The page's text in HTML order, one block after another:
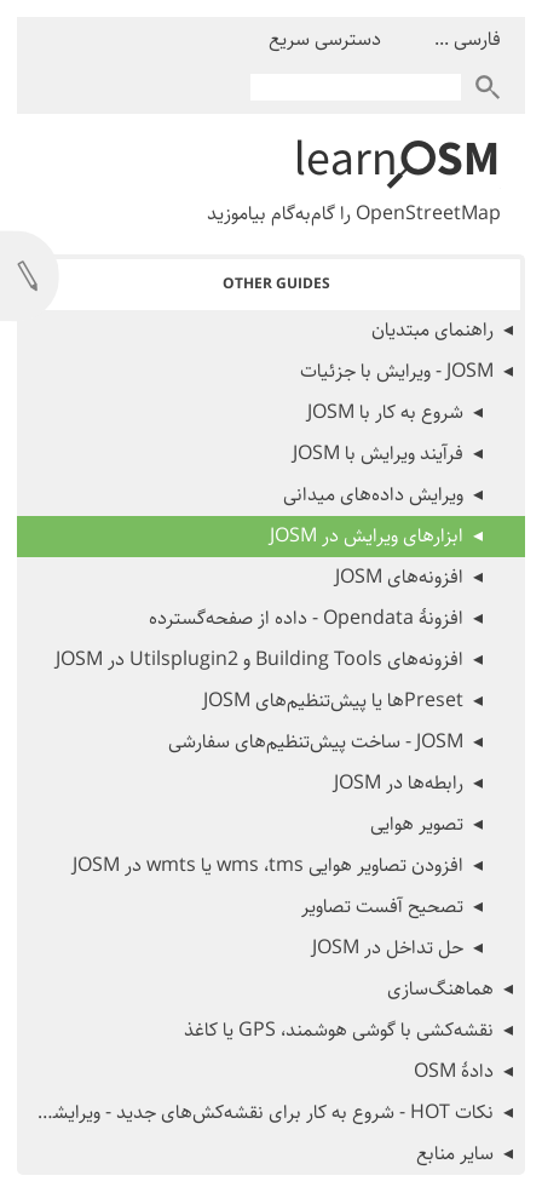
فارسی ... دسترسی سریع
OpenStreetMap را گام‌به‌گام بیاموزید
OTHER GUIDES
راهنمای مبتدیان
JOSM - ویرایش با جزئیات
شروع به کار با JOSM
فرآیند ویرایش با JOSM
ویرایش داده‌های میدانی
ابزارهای ویرایش در JOSM
افزونه‌های JOSM
افزونهٔ Opendata - داده از صفحه‌گسترده
افزونه‌های Building Tools و Utilsplugin2 در JOSM
Presetها یا پیش‌تنظیم‌های JOSM
JOSM - ساخت پیش‌تنظیم‌های سفارشی
رابطه‌ها در JOSM
تصویر هوایی
افزودن تصاویر هوایی tms،‏ wms یا wmts در JOSM
تصحیح آفست تصاویر
حل تداخل در JOSM
هماهنگ‌سازی
نقشه‌کشی با گوشی هوشمند، GPS یا کاغذ
دادهٔ OSM
نکات HOT - شروع به کار برای نقشه‌کش‌های جدید - ویرایشگر iD
سایر منابع